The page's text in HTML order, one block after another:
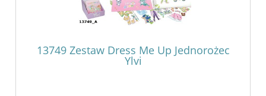
13749 Zestaw Dress Me Up Jednorożec
Ylvi